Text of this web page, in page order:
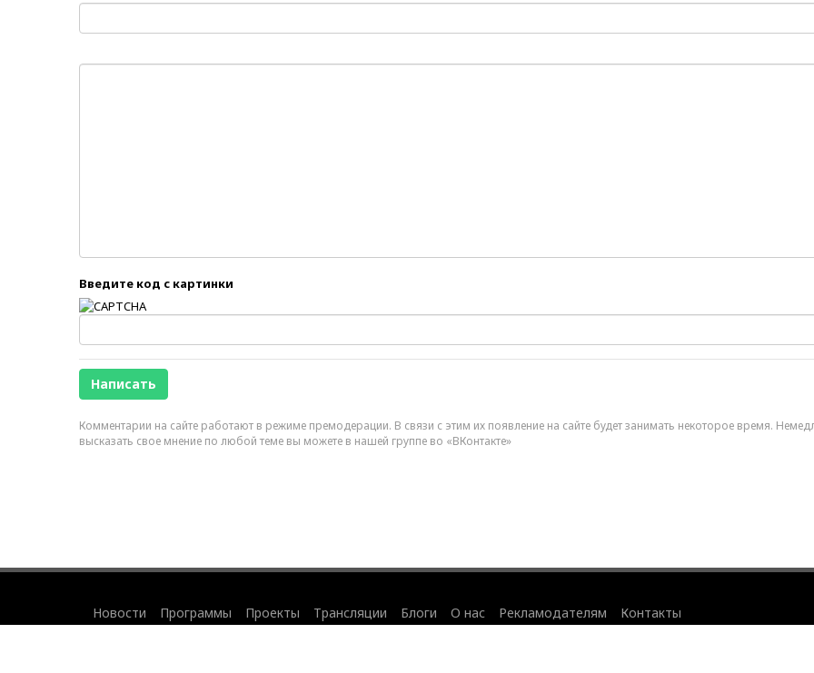
Введите код с картинки
Комментарии на сайте работают в режиме премодерации. В связи с этим их появление на сайте будет занимать некоторое время.
высказать свое мнение по любой теме вы можете в нашей группе во «ВКонтакте»
Новости Программы Проекты Трансляции Блоги О нас Рекламодателям Контакты